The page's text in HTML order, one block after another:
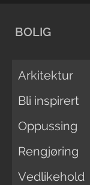
BOLIG
Arkitektur
Bli inspirert
Oppussing
Rengjøring
Vedlikehold